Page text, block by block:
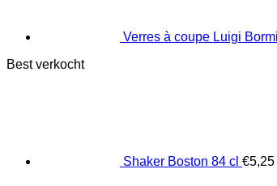
Verres à coupe Luigi
Best verkocht
Shaker Boston 84 cl €5,25